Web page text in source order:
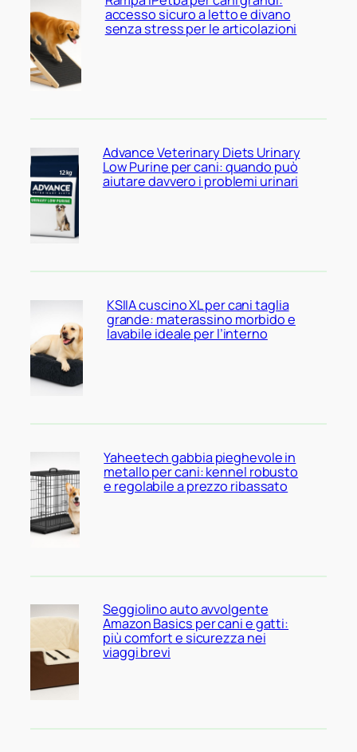
accesso sicuro a letto e divano
senza stress per le articolazioni
Advance Veterinary Diets Urinary
Low Purine per cani: quando può
aiutare davvero i problemi urinari
KSIIA cuscino XL per cani taglia
grande: materassino morbido e
lavabile ideale per l’interno
Yaheetech gabbia pieghevole in
metallo per cani: kennel robusto
e regolabile a prezzo ribassato
Seggiolino auto avvolgente
Amazon Basics per cani e gatti:
più comfort e sicurezza nei
viaggi brevi